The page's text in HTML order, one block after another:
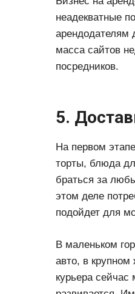
неадекватные
арендодателям
масса сайтов
посредников.
5.
На первом
торты, блюда
браться за
этом деле
подойдет для
В маленьком
авто, в крупном
курьера